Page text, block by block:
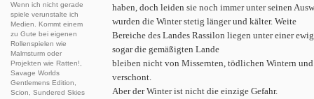
Wenn ich nicht gerade
spiele verunstalte ich
Medien. Kommt einem
zu Gute bei eigenen
Rollenspielen wie
Malmsturm oder
Projekten wie Ratten!,
Savage Worlds
Gentlemens Edition,
Scion, Sundered Skies
haben, doch leiden sie noch immer unter seinen
wurden die Winter stetig länger und kälter. Weite
Bereiche des Landes Rassilon liegen unter einer
sogar die gemäßigten Lande
bleiben nicht von Missernten, tödlichen Wintern
verschont.
Aber der Winter ist nicht die einzige Gefahr.